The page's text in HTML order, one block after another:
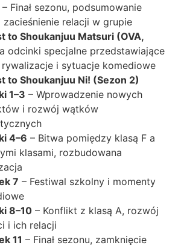
– Finał sezonu, podsumowanie
relacji w grupie
to Shoukanjuu Matsuri (OVA,
odcinki specjalne przedstawiające
i sytuacje komediowe
to Shoukanjuu Ni! (Sezon 2)
1–3 – Wprowadzenie nowych
i rozwój wątków
4–6 – Bitwa pomiędzy klasą F a
klasami, rozbudowana
7 – Festiwal szkolny i momenty
8–10 – Konflikt z klasą A, rozwój
i ich relacji
11 – Finał sezonu, zamknięcie